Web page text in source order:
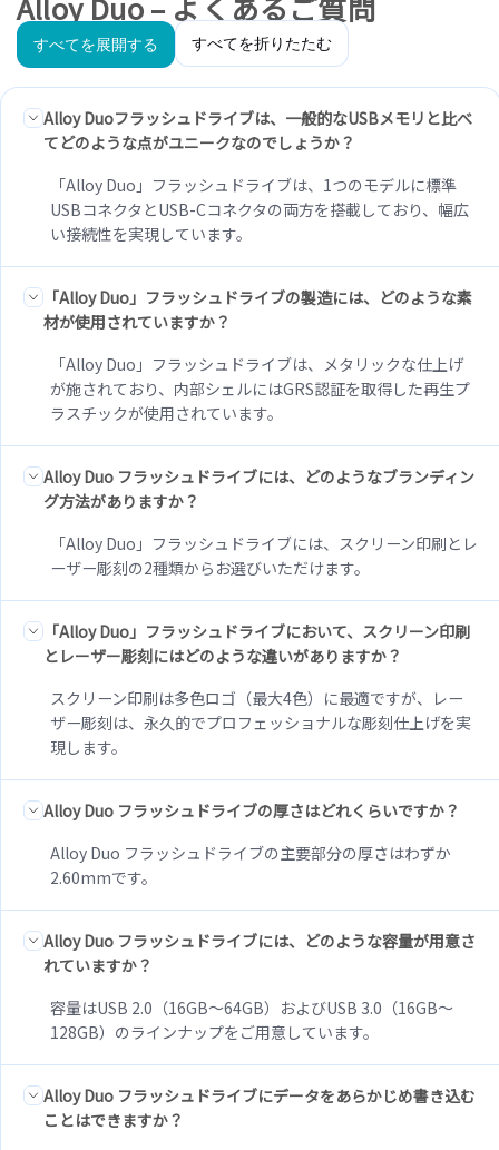
すべてを展開する すべてを折りたたむ
Alloy Duoフラッシュドライブは、一般的なUSBメモリと比べ
てどのような点がユニークなのでしょうか？
「Alloy Duo」フラッシュドライブは、1つのモデルに標準
USBコネクタとUSB-Cコネクタの両方を搭載しており、幅広
い接続性を実現しています。
「Alloy Duo」フラッシュドライブの製造には、どのような素
材が使用されていますか？
「Alloy Duo」フラッシュドライブは、メタリックな仕上げ
が施されており、内部シェルにはGRS認証を取得した再生プ
ラスチックが使用されています。
Alloy Duo フラッシュドライブには、どのようなブランディン
グ方法がありますか？
「Alloy Duo」フラッシュドライブには、スクリーン印刷とレ
ーザー彫刻の2種類からお選びいただけます。
「Alloy Duo」フラッシュドライブにおいて、スクリーン印刷
とレーザー彫刻にはどのような違いがありますか？
スクリーン印刷は多色ロゴ（最大4色）に最適ですが、レー
ザー彫刻は、永久的でプロフェッショナルな彫刻仕上げを実
現します。
Alloy Duo フラッシュドライブの厚さはどれくらいですか？
Alloy Duo フラッシュドライブの主要部分の厚さはわずか
2.60mmです。
Alloy Duo フラッシュドライブには、どのような容量が用意さ
れていますか？
容量はUSB 2.0（16GB～64GB）およびUSB 3.0（16GB～
128GB）のラインナップをご用意しています。
Alloy Duo フラッシュドライブにデータをあらかじめ書き込む
ことはできますか？